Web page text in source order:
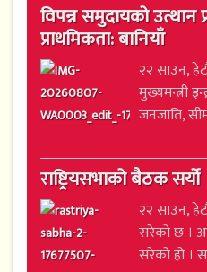
विपन्न समुदायको
प्राथमिकता: बानियाँ
२२ साउन,
मुख्यमन्त्री
जनजाति,
राष्ट्रियसभाको बैठक सर्यो
२२ साउन,
सरेको छ ।
सरेको हो ।